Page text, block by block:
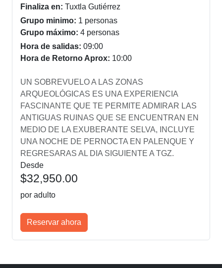
Finaliza en: Tuxtla Gutiérrez
Grupo minimo: 1 personas
Grupo máximo: 4 personas
Hora de salidas: 09:00
Hora de Retorno Aprox: 10:00
UN SOBREVUELO A LAS ZONAS
ARQUEOLÓGICAS ES UNA EXPERIENCIA
FASCINANTE QUE TE PERMITE ADMIRAR LAS
ANTIGUAS RUINAS QUE SE ENCUENTRAN EN
MEDIO DE LA EXUBERANTE SELVA, INCLUYE
UNA NOCHE DE PERNOCTA EN PALENQUE Y
REGRESARAS AL DIA SIGUIENTE A TGZ.
Desde
$32,950.00
por adulto
Reservar ahora